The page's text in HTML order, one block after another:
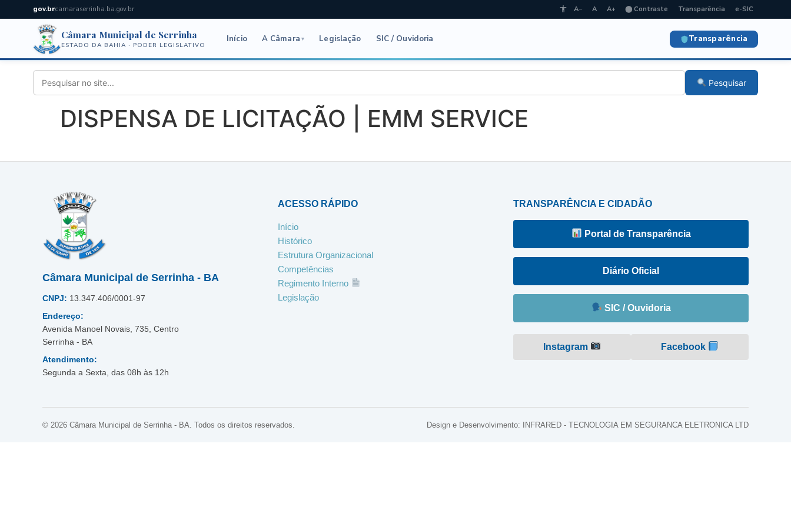
gov.brcamaraserrinha.ba.gov.br A− A A+ ⬤ Contraste Transparência e-SIC
Câmara Municipal de Serrinha
ESTADO DA BAHIA · PODER LEGISLATIVO
Início A Câmara ▾ Legislação SIC / Ouvidoria Transparência
Pesquisar
DISPENSA DE LICITAÇÃO | EMM SERVICE
Câmara Municipal de Serrinha - BA
CNPJ: 13.347.406/0001-97
Endereço:
Avenida Manoel Novais, 735, Centro
Serrinha - BA
Atendimento:
Segunda a Sexta, das 08h às 12h
ACESSO RÁPIDO
Início
Histórico
Estrutura Organizacional
Competências
Regimento Interno
Legislação
TRANSPARÊNCIA E CIDADÃO
Portal de Transparência
Diário Oficial
SIC / Ouvidoria
Instagram Facebook
© 2026 Câmara Municipal de Serrinha - BA. Todos os direitos reservados. Design e Desenvolvimento: INFRARED - TECNOLOGIA EM SEGURANCA ELETRONICA LTD